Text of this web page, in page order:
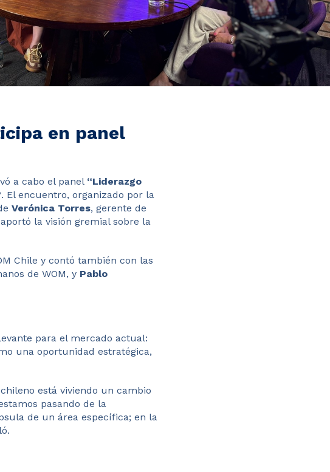
en panel
a cabo el panel “Liderazgo
. El encuentro, organizado por la
Verónica Torres, gerente de
la visión gremial sobre la
Chile y contó también con las
de WOM, y Pablo
para el mercado actual:
una oportunidad estratégica,
está viviendo un cambio
pasando de la
de un área específica; en la